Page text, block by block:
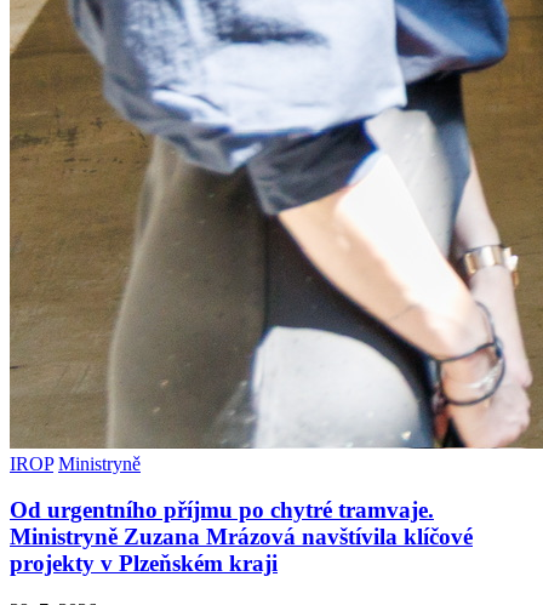
IROP Ministryně
Od urgentního příjmu po chytré tramvaje.
Ministryně Zuzana Mrázová navštívila klíčové
projekty v Plzeňském kraji